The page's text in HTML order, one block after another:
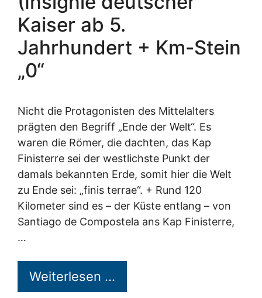
Kaiser ab 5.
Jahrhundert + Km-Stein
„0“
Nicht die Protagonisten des Mittelalters
prägten den Begriff „Ende der Welt“. Es
waren die Römer, die dachten, das Kap
Finisterre sei der westlichste Punkt der
damals bekannten Erde, somit hier die Welt
zu Ende sei: „finis terrae“. + Rund 120
Kilometer sind es – der Küste entlang – von
Santiago de Compostela ans Kap Finisterre,
…
Weiterlesen …